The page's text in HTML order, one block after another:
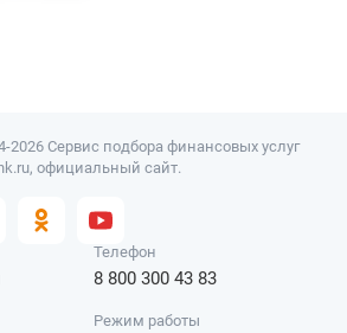
2026 Сервис подбора финансовых услуг
официальный сайт.
Телефон
8 800 300 43 83
Режим работы